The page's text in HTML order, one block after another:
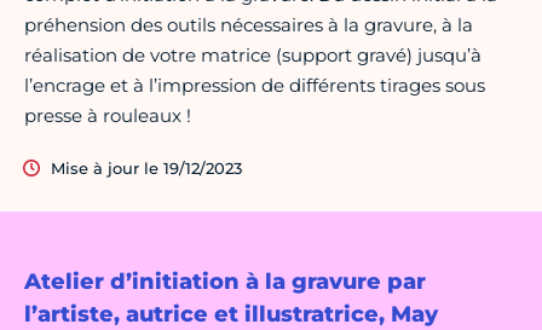
Atelier d’initiation à la gravure par
l’artiste, autrice et illustratrice, May
préhension des outils nécessaires à la gravure, à la
réalisation de votre matrice (support gravé) jusqu’à
l’encrage et à l’impression de différents tirages sous
presse à rouleaux !
Mise à jour le 19/12/2023